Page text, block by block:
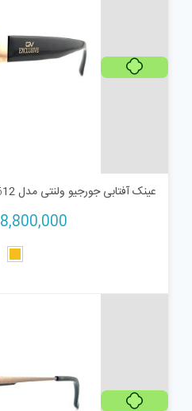
پرداخت اقساطی
عینک آفتابی جورجیو ولنتی مدل GV5612
8,800,000
پرداخت اقساطی